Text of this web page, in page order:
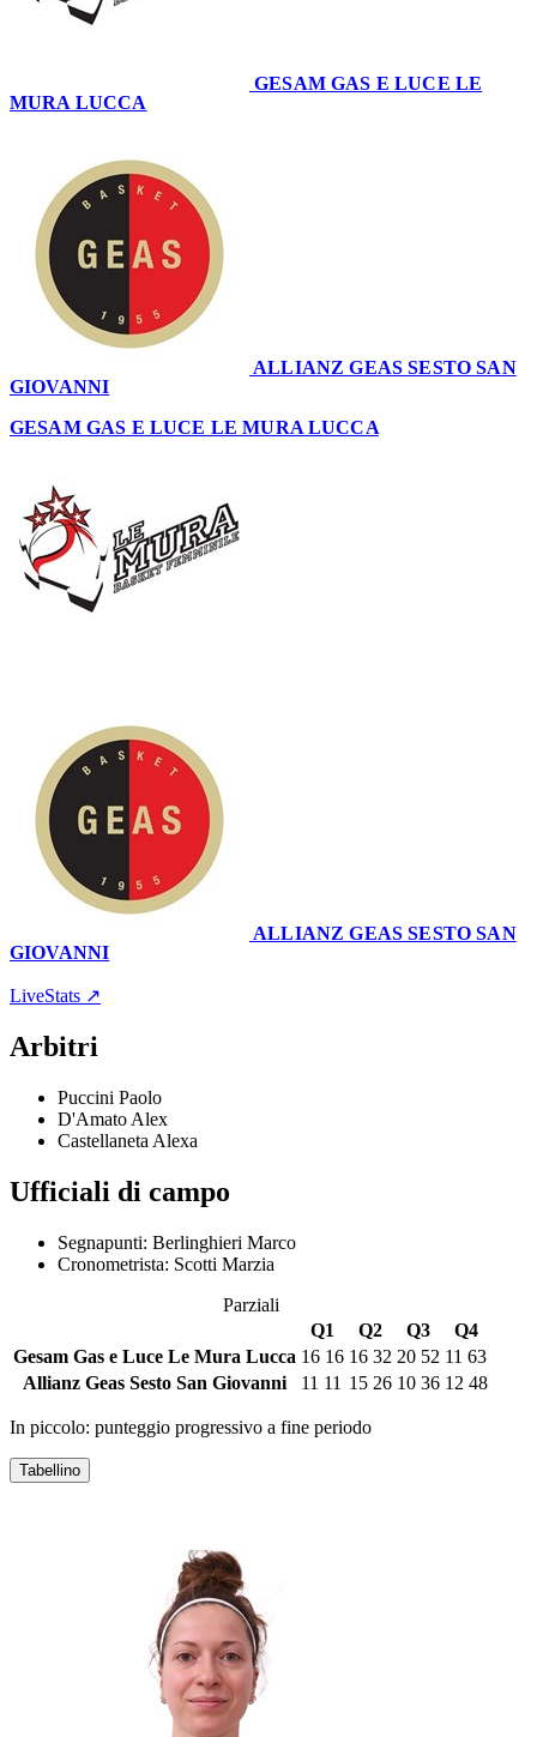
GESAM GAS E LUCE LE
MURA LUCCA
ALLIANZ GEAS SESTO SAN
GIOVANNI
GESAM GAS E LUCE LE MURA LUCCA
ALLIANZ GEAS SESTO SAN
GIOVANNI
LiveStats ↗
Arbitri
Puccini Paolo
D'Amato Alex
Castellaneta Alexa
Ufficiali di campo
Segnapunti: Berlinghieri Marco
Cronometrista: Scotti Marzia
Parziali
Q1
Q2 Q3
Q4
Gesam Gas e Luce Le Mura Lucca 16 16 16 32 20 52 11 63
Allianz Geas Sesto San Giovanni
11 11 15 26 10 36 12 48
In piccolo: punteggio progressivo a fine periodo
Tabellino